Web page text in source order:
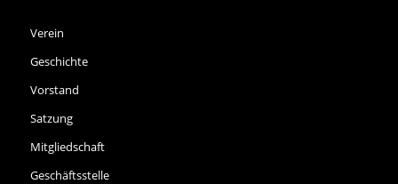
Verein
Geschichte
Vorstand
Satzung
Mitgliedschaft
Geschäftsstelle